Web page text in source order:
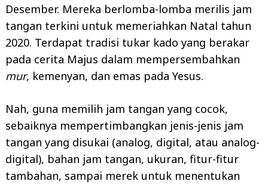
Desember. Mereka berlomba-lomba merilis jam
tangan terkini untuk memeriahkan Natal tahun
2020. Terdapat tradisi tukar kado yang berakar
pada cerita Majus dalam mempersembahkan
mur, kemenyan, dan emas pada Yesus.
Nah, guna memilih jam tangan yang cocok,
sebaiknya mempertimbangkan jenis-jenis jam
tangan yang disukai (analog, digital, atau analog-
digital), bahan jam tangan, ukuran, fitur-fitur
tambahan, sampai merek untuk menentukan